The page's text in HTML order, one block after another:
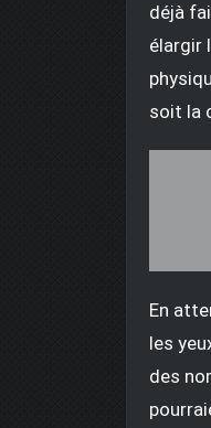
déjà
élargir
soit la
En
les
des